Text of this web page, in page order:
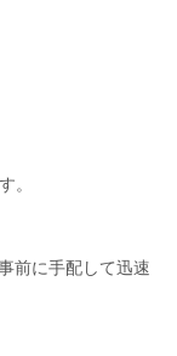
。
前に手配して迅速